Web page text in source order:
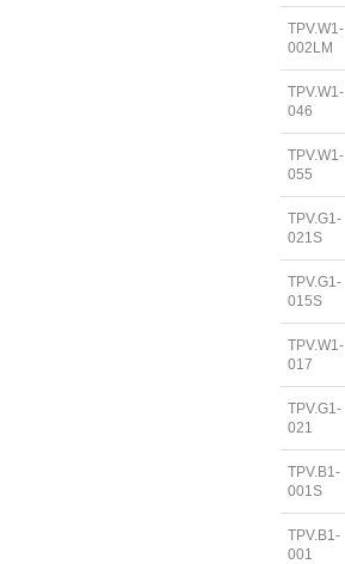
TPV.W1-
002LM
TPV.W1-
046
TPV.W1-
055
TPV.G1-
021S
TPV.G1-
015S
TPV.W1-
017
TPV.G1-
021
TPV.B1-
001S
TPV.B1-
001